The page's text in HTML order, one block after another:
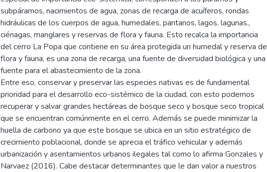
subpáramos, nacimientos de agua, zonas de recarga de acuíferos, rondas
hidráulicas de los cuerpos de agua, humedales, pantanos, lagos, lagunas.,
ciénagas, manglares y reservas de flora y fauna. Esto recalca la importancia
del cerro La Popa que contiene en su área protegida un humedal y reserva de
flora y fauna, es una zona de recarga, una fuente de diversidad biológica y una
fuente para el abastecimiento de la zona.
Entre eso, conservar y preservar las especies nativas es de fundamental
prioridad para el desarrollo eco-sistémico de la ciudad, con esto podemos
recuperar y salvar grandes hectáreas de bosque seco y bosque seco tropical
que se encuentran comúnmente en el cerro. Además se puede minimizar la
huella de carbono ya que este bosque se ubica en un sitio estratégico de
crecimiento poblacional, donde se aprecia el tráfico vehicular y además
urbanización y asentamientos urbanos ilegales tal como lo afirma Gonzales y
Narvaez (2016). Cabe destacar determinantes que le dan valor a nuestros